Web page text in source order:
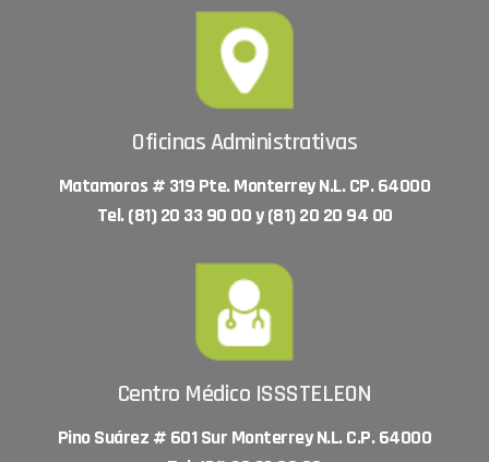
Oficinas Administrativas
Matamoros # 319 Pte. Monterrey N.L. CP. 64000
Tel. (81) 20 33 90 00 y (81) 20 20 94 00
Centro Médico ISSSTELEON
Pino Suárez # 601 Sur Monterrey N.L. C.P. 64000